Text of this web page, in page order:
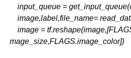
input_queue =
image,label,file_name=
mage_size,FLAGS.image_color])